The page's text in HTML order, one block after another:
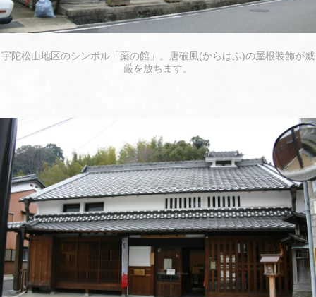
宇陀松山地区のシンボル「薬の館」。唐破風(からはふ)の屋根装飾が威
厳を放ちます。